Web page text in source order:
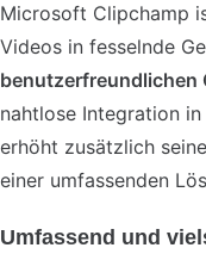
Microsoft Clipchamp
Videos in fesselnde
benutzerfreundlichen
nahtlose Integration
erhöht zusätzlich
einer umfassenden
Umfassend und